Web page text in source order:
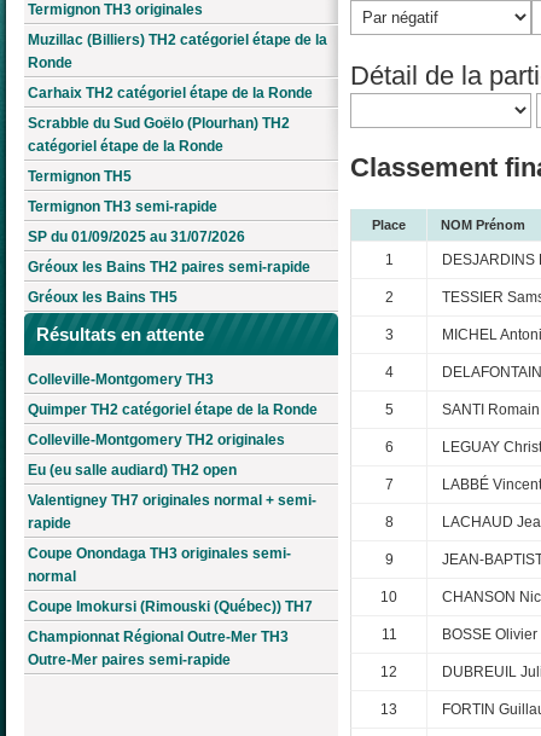
Termignon TH3 originales
Muzillac (Billiers) TH2 catégoriel étape de la
Ronde
Carhaix TH2 catégoriel étape de la Ronde
Scrabble du Sud Goëlo (Plourhan) TH2
catégoriel étape de la Ronde
Termignon TH5
Termignon TH3 semi-rapide
SP du 01/09/2025 au 31/07/2026
Gréoux les Bains TH2 paires semi-rapide
Gréoux les Bains TH5
Résultats en attente
Colleville-Montgomery TH3
Quimper TH2 catégoriel étape de la Ronde
Colleville-Montgomery TH2 originales
Eu (eu salle audiard) TH2 open
Valentigney TH7 originales normal + semi-
rapide
Coupe Onondaga TH3 originales semi-
normal
Coupe Imokursi (Rimouski (Québec)) TH7
Championnat Régional Outre-Mer TH3
Outre-Mer paires semi-rapide
Détail de la
Classement
Place NOM Prénom
1 DESJARDINS
2 TESSIER
3 MICHEL
4
5 SANTI Romain
6 LEGUAY
7 LABBÉ Vincent
8 LACHAUD
9 JEAN-
10 CHANSON
11 BOSSE Olivier
12 DUBREUIL
13 FORTIN